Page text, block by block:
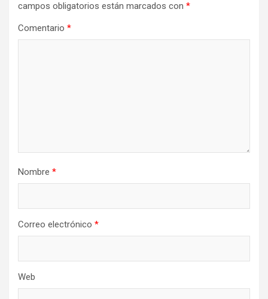
campos obligatorios están marcados con *
Comentario *
Nombre *
Correo electrónico *
Web